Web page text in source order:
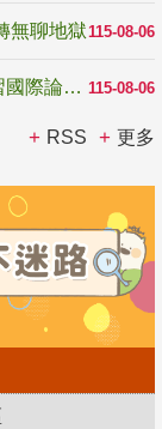
115-08-06
無聊地獄
115-08-06
匯聚全球視野深化師生AI素養 2026數位學習國際論壇高雄登場
RSS 更多